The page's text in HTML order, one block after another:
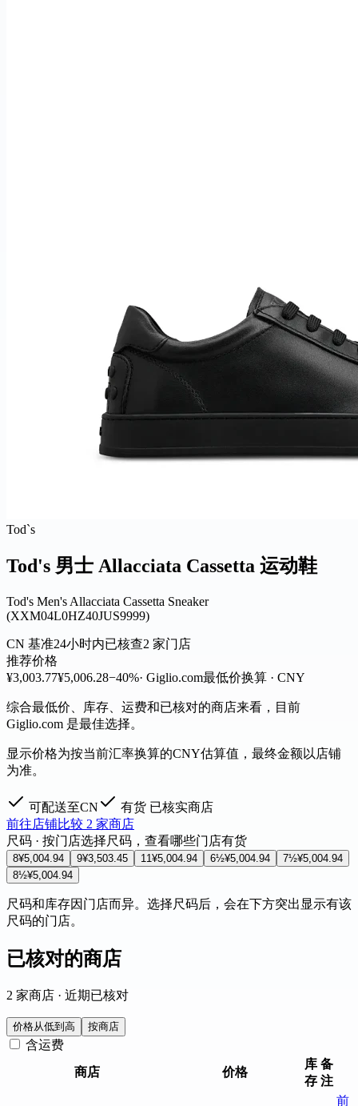
Tod`s
Tod's 男士 Allacciata Cassetta 运动鞋
Tod's Men's Allacciata Cassetta Sneaker
(XXM04L0HZ40JUS9999)
CN 基准24小时内已核查2 家门店
推荐价格
¥3,003.77¥5,006.28−40%· Giglio.com最低价换算 · CNY
综合最低价、库存、运费和已核对的商店来看，目前
Giglio.com 是最佳选择。
显示价格为按当前汇率换算的CNY估算值，最终金额以店铺
为准。
可配送至CN 有货 已核实商店
前往店铺比较 2 家商店
尺码 · 按门店选择尺码，查看哪些门店有货
8¥5,004.94 9¥3,503.45 11 ¥5,004.94 6½¥5,004.94 7½¥5,004.94
8½¥5,004.94
尺码和库存因门店而异。选择尺码后，会在下方突出显示有该
尺码的门店。
已核对的商店
2 家商店 · 近期已核对
价格从低到高 按商店
含运费
商店
价格
库
存
备
注
前